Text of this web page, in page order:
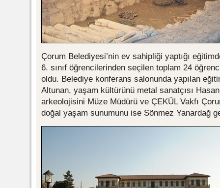
Çorum Belediyesi’nin ev sahipliği yaptığı
6. sınıf öğrencilerinden seçilen toplam 24
oldu. Belediye konferans salonunda yapılan
Altunan, yaşam kültürünü metal sanatçısı
arkeolojisini Müze Müdürü ve ÇEKÜL Vakfı
doğal yaşam sunumunu ise Sönmez Yanardağ